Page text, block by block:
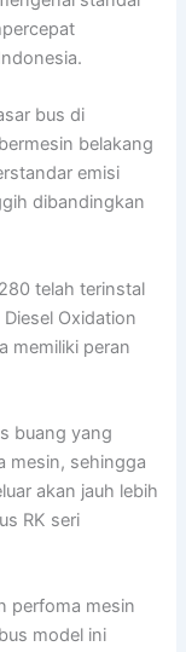
bus di
belakang
emisi
dibandingkan
telah terinstal
Oxidation
memiliki peran
buang yang
mesin, sehingga
akan jauh lebih
RK seri
perfoma mesin
model ini